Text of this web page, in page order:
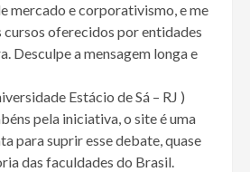
mercado e corporativismo, e me
cursos oferecidos por entidades
Desculpe a mensagem longa e
Estácio de Sá – RJ )
pela iniciativa, o site é uma
para suprir esse debate, quase
das faculdades do Brasil.